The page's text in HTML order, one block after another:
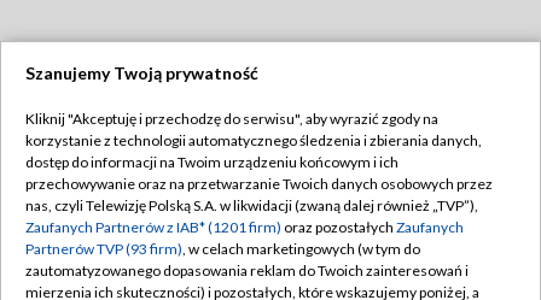
TVP
Abonament TVP
Emisja w TVP
Centrum informacji TVP
Regulamin TVP
Polityka prywatności
Moje zgody
Szanujemy Twoją prywatność
Kliknij "Akceptuję i przechodzę do serwisu", aby wyrazić zgody na
korzystanie z technologii automatycznego śledzenia i zbierania danych,
dostęp do informacji na Twoim urządzeniu końcowym i ich
przechowywanie oraz na przetwarzanie Twoich danych osobowych przez
nas, czyli Telewizję Polską S.A. w likwidacji (zwaną dalej również „TVP”),
Zaufanych Partnerów z IAB* (1201 firm) oraz pozostałych Zaufanych
Partnerów TVP (93 firm), w celach marketingowych (w tym do
zautomatyzowanego dopasowania reklam do Twoich zainteresowań i
mierzenia ich skuteczności) i pozostałych, które wskazujemy poniżej, a